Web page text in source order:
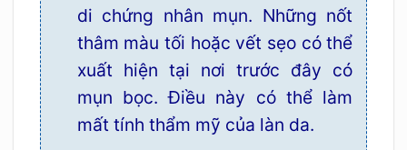
di chứng nhân mụn. Những nốt
thâm màu tối hoặc vết sẹo có thể
xuất hiện tại nơi trước đây có
mụn bọc. Điều này có thể làm
mất tính thẩm mỹ của làn da.